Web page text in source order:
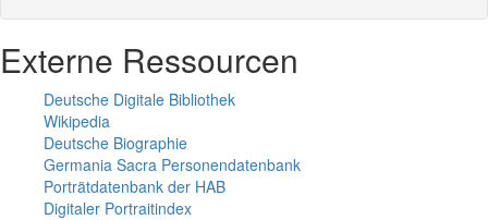
Externe Ressourcen
Deutsche Digitale Bibliothek
Wikipedia
Deutsche Biographie
Germania Sacra Personendatenbank
Porträtdatenbank der HAB
Digitaler Portraitindex